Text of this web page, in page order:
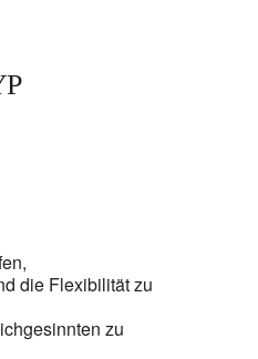
die Flexibilität zu
zu